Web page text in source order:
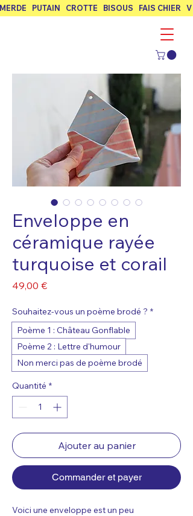
MERDE   PUTAIN   CROTTE   BISOUS   FAIS CHIER
Enveloppe en
céramique rayée
turquoise et corail
49,00 €Prix
Souhaitez-vous un poème brodé ? *
Poème 1 : Château Gonflable
Poème 2 : Lettre d'humour
Non merci pas de poème brodé
Quantité *
Ajouter au panier
Commander et payer
Voici une enveloppe est un peu